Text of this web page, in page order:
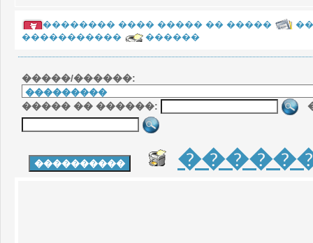
�������� ���� ����� �� �����
�����������
������
�����/������:
����� �� ������: